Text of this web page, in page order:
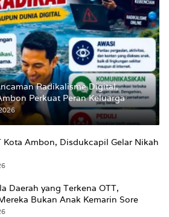
Radikalisme Digital,
Perkuat Peran Keluarga
Kota Ambon, Disdukcapil Gelar Nikah
Daerah yang Terkena OTT,
Bukan Anak Kemarin Sore